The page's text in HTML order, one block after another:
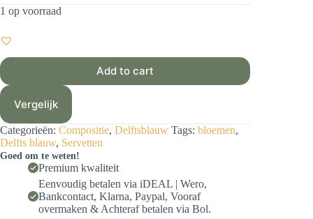
1 op voorraad
Add to cart
Vergelijk
Categorieën: Compositie, Delftsblauw Tags: bloemen,
Delfts blauw, Servetten
Goed om te weten!
Premium kwaliteit
Eenvoudig betalen via iDEAL | Wero,
Bankcontact, Klarna, Paypal, Vooraf
overmaken & Achteraf betalen via Bol.